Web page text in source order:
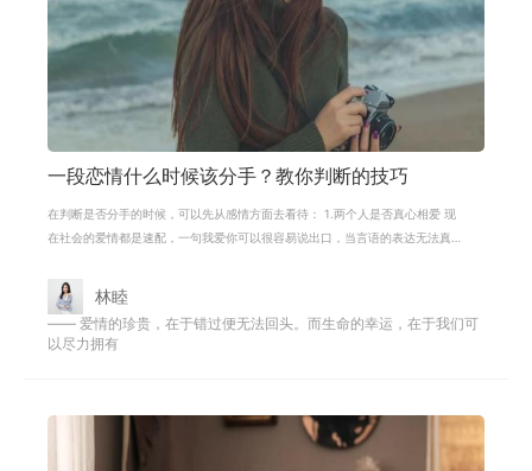
一段恋情什么时候该分手？教你判断的技巧
在判断是否分手的时候，可以先从感情方面去看待： 1.两个人是否真心相爱 现
在社会的爱情都是速配，一句我爱你可以很容易说出口，当言语的表达无法真
林睦
—— 爱情的珍贵，在于错过便无法回头。而生命的幸运，在于我们可
以尽力拥有